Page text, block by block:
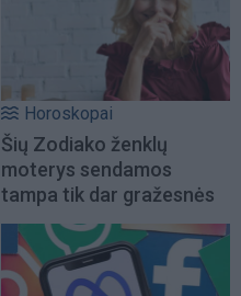
Horoskopai
Šių Zodiako ženklų
moterys sendamos
tampa tik dar gražesnės